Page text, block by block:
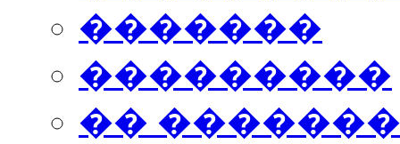
�������
���������
��